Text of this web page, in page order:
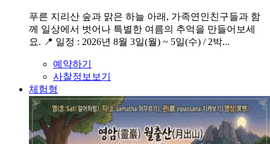
푸른 지리산 숲과 맑은 하늘 아래, 가족연인친구들과 함
께 일상에서 벗어나 특별한 여름의 추억을 만들어보세
요. 📍 일정 : 2026년 8월 3일(월) ~ 5일(수) / 2박...
예약하기
사찰정보보기
체험형